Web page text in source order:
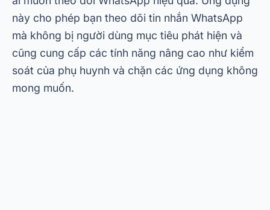
mẽ và là một trong những công cụ giám sát
WhatsApp tốt nhất hiện nay. Nó không chỉ cho
phép bạn theo dõi các cuộc trò chuyện trên
WhatsApp mà còn ghi lại các cuộc gọi và giám
sát các mạng xã hội.